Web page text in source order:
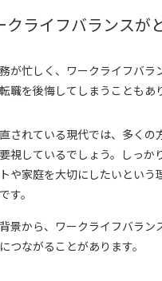
クライフバランスが
が忙しく、ワークライフバラ
職を後悔してしまうこともあ
されている現代では、多くの
視しているでしょう。しっか
や家庭を大切にしたいという
す。
景から、ワークライフバラン
つながることがあります。